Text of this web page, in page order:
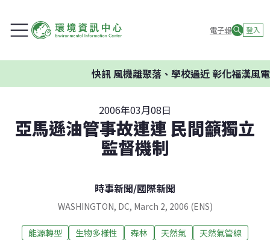
電子報 登入
快訊風機離聚落、學校過近 彰化福漢風電
2006年03月08日
亞馬遜油管事故連連 民間籲獨立
監督機制
時事新聞/國際新聞
WASHINGTON, DC, March 2, 2006 (ENS)
能源轉型 生物多樣性 森林 天然氣
天然氣管線